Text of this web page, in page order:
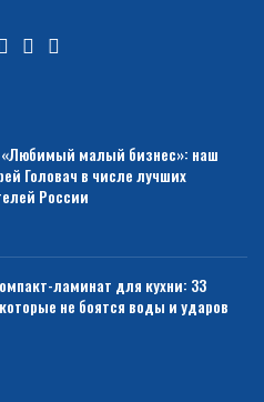
малый бизнес»: наш
Головач в числе лучших
России
ламинат для кухни: 33
не боятся воды и ударов